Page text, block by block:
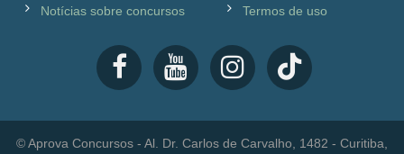
Notícias sobre concursos
Termos de uso
© Aprova Concursos - Al. Dr. Carlos de Carvalho, 1482 - Curitiba,